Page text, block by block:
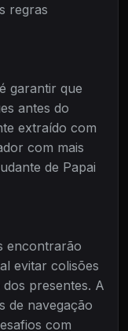
regras
garantir que
antes do
extraído com
com mais
de Papai
encontrarão
evitar colisões
presentes. A
de navegação
com